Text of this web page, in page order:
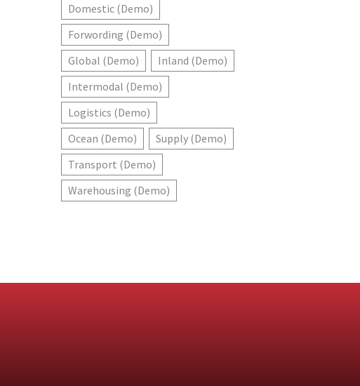
Domestic (Demo)
Forwording (Demo)
Global (Demo)
Inland (Demo)
Intermodal (Demo)
Logistics (Demo)
Ocean (Demo)
Supply (Demo)
Transport (Demo)
Warehousing (Demo)